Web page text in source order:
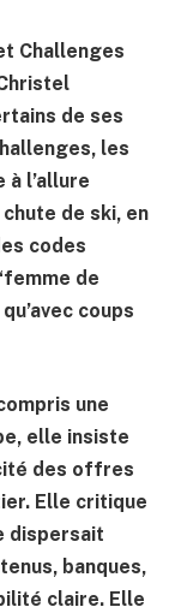
Challenges
de ses
les
l’allure
de ski, en
codes
de
coups
une
elle insiste
des offres
Elle critique
dispersait
banques,
claire. Elle